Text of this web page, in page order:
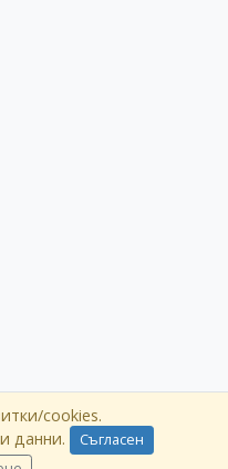
Използването и
цялото съдържание на сайта
cookies.
данни.
Съгласен